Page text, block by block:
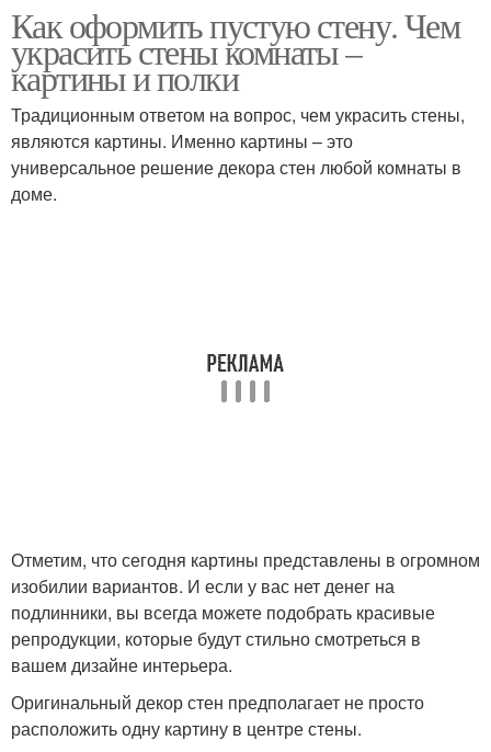
Рисунки на стенах Трафаретный рисунок
Кухонные стены Стен в интерьере
Как оформить пустую стену. Чем
украсить стены комнаты –
картины и полки
Традиционным ответом на вопрос, чем украсить стены,
являются картины. Именно картины – это
универсальное решение декора стен любой комнаты в
доме.
Отметим, что сегодня картины представлены в огромном
изобилии вариантов. И если у вас нет денег на
подлинники, вы всегда можете подобрать красивые
репродукции, которые будут стильно смотреться в
вашем дизайне интерьера.
Оригинальный декор стен предполагает не просто
расположить одну картину в центре стены.